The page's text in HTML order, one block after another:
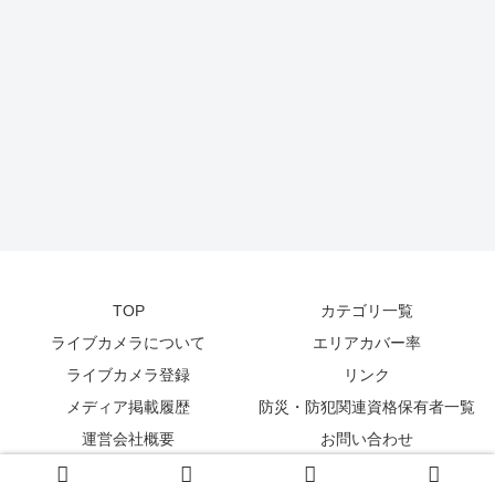
TOP
カテゴリ一覧
ライブカメラについて
エリアカバー率
ライブカメラ登録
リンク
メディア掲載履歴
防災・防犯関連資格保有者一覧
運営会社概要
お問い合わせ
© 2014-2026 zetta segment Inc